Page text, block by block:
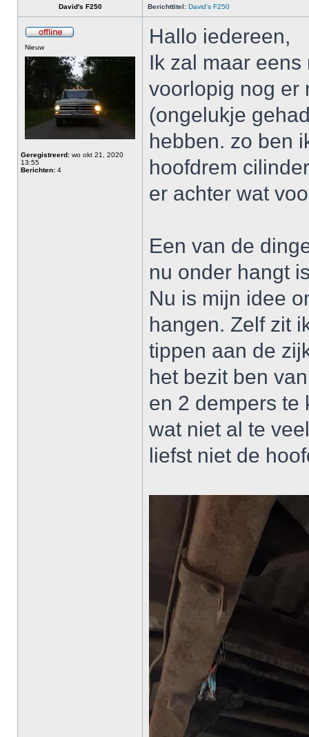
David's F250 Berichttitel: David's F250
Nieuw
Geregistreerd: wo okt 21, 2020
13:55
Berichten: 4
Hallo iedereen,
Ik zal maar
voorlopig nog er
(ongelukje
hebben. zo ben
hoofdrem
er achter wat
Een van de
nu onder hangt
Nu is mijn idee
hangen. Zelf zit
tippen aan de
het bezit ben
en 2 dempers te
wat niet al te
liefst niet de